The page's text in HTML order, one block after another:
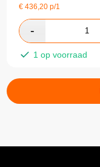
€436,20 p/1
1 op voorraad